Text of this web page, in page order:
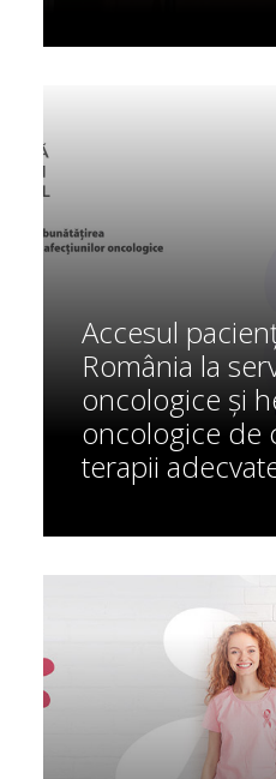
Accesul
România la
oncologice și
oncologice de
terapii